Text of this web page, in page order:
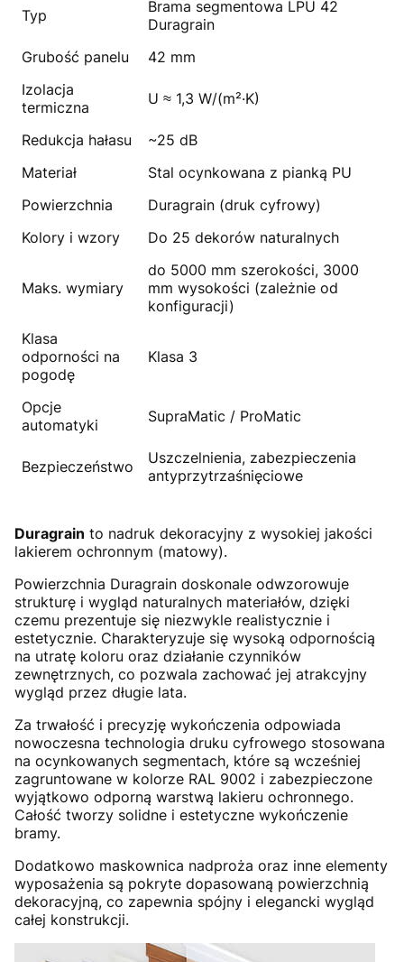
Typ
Brama segmentowa LPU 42
Duragrain
Grubość panelu
42 mm
Izolacja
termiczna
U ≈ 1,3 W/(m²·K)
Redukcja hałasu
~25 dB
Materiał
Stal ocynkowana z pianką PU
Powierzchnia
Duragrain (druk cyfrowy)
Kolory i wzory
Do 25 dekorów naturalnych
Maks. wymiary
do 5000 mm szerokości, 3000
mm wysokości (zależnie od
konfiguracji)
Klasa
odporności na
pogodę
Klasa 3
Opcje
automatyki
SupraMatic / ProMatic
Bezpieczeństwo
Uszczelnienia, zabezpieczenia
antyprzytrzaśnięciowe
Duragrain to nadruk dekoracyjny z wysokiej jakości
lakierem ochronnym (matowy).
Powierzchnia Duragrain doskonale odwzorowuje
strukturę i wygląd naturalnych materiałów, dzięki
czemu prezentuje się niezwykle realistycznie i
estetycznie. Charakteryzuje się wysoką odpornością
na utratę koloru oraz działanie czynników
zewnętrznych, co pozwala zachować jej atrakcyjny
wygląd przez długie lata.
Za trwałość i precyzję wykończenia odpowiada
nowoczesna technologia druku cyfrowego stosowana
na ocynkowanych segmentach, które są wcześniej
zagruntowane w kolorze RAL 9002 i zabezpieczone
wyjątkowo odporną warstwą lakieru ochronnego.
Całość tworzy solidne i estetyczne wykończenie
bramy.
Dodatkowo maskownica nadproża oraz inne elementy
wyposażenia są pokryte dopasowaną powierzchnią
dekoracyjną, co zapewnia spójny i elegancki wygląd
całej konstrukcji.